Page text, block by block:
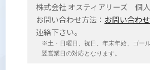
株式会社 オスティアリーズ 個
お問い合わせ方法： お問い合わ
連絡下さい。
※土・日曜日、祝日、年末年始、ゴー
翌営業日の対応となります。